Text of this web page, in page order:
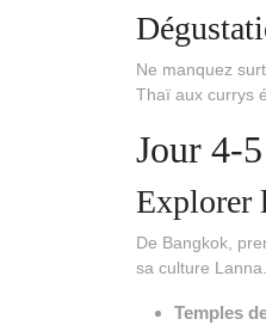
Ne manquez
Thaï aux currys
Jour 4-
Explorer
De Bangkok,
sa culture
Temples